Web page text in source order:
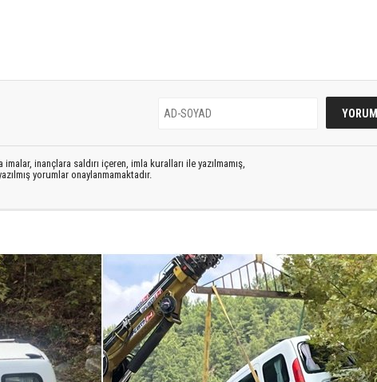
inançlara saldırı içeren, imla kuralları ile yazılmamış,
yorumlar onaylanmamaktadır.